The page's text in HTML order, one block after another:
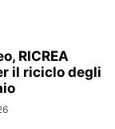
RICREA
il riciclo degli